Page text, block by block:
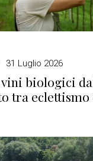
31 Luglio 2026
biologici
tra